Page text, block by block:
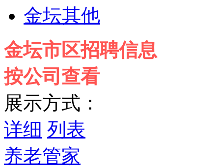
金坛其他
金坛市区招聘信息
按公司查看
展示方式：
详细 列表
养老管家